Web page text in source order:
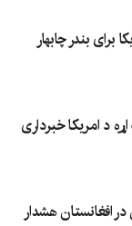
بندر چابهار
د امریکا خبرداری
افغانستان هشدار